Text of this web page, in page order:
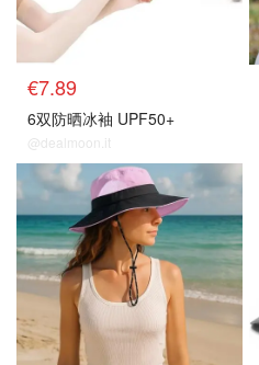
€7.89
6双防晒冰袖 UPF50+
@dealmoon.it